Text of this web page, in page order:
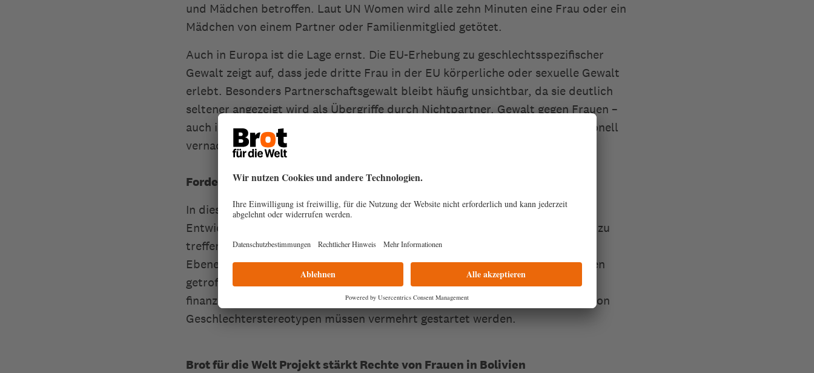
und Mädchen betroffen. Laut UN Women wird alle zehn Minuten eine Frau oder ein
Mädchen von einem Partner oder Familienmitglied getötet.
Auch in Europa ist die Lage ernst. Die EU-Erhebung zu geschlechtsspezifischer
Gewalt zeigt auf, dass jede dritte Frau in der EU körperliche oder sexuelle Gewalt
erlebt. Besonders Partnerschaftsgewalt bleibt häufig unsichtbar, da sie deutlich
seltener angezeigt wird als Übergriffe durch Nichtpartner. Gewalt gegen Frauen –
auch im digitalen Raum – wird nach wie vor zu oft verharmlost oder institutionell
vernachlässigt.
Forderungen an die Politik
In dieser Zeit politischer Instabilität, wirtschaftlicher Krisen und autoritärer
Entwicklungen ist es umso dringender, entschlossene politische Maßnahmen zu
treffen. Deshalb fordern Diakonie und Brot für die Welt, dass „auf politischer
Ebene rasche und wirksame Maßnahmen zum Schutz von Frauen und Mädchen
getroffen werden, sowie dass Frauenrechts- und Frauenschutzeinrichtungen
finanziell stärker unterstützt werden.“ Auch Bildungsoffensiven zum Abbau von
Geschlechterstereotypen müssen vermehrt gestartet werden.
Brot für die Welt Projekt stärkt Rechte von Frauen in Bolivien